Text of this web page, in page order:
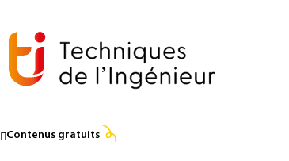
Contenus gratuits